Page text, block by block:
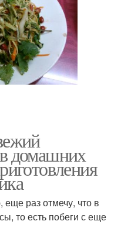
домашних
раз отмечу, что в
то есть побеги с еще